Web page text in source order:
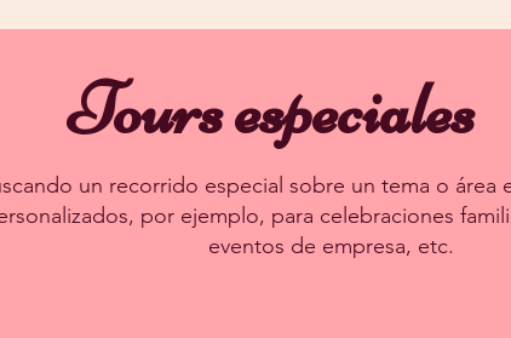
Tours especiales
un recorrido especial sobre un tema o área
por ejemplo, para celebraciones
eventos de empresa, etc.